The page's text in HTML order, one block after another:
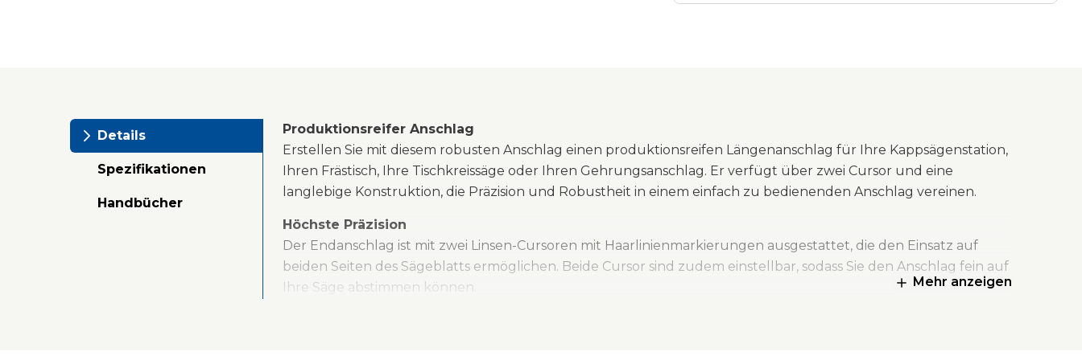
Details
Spezifikationen
Handbücher
Produktionsreifer Anschlag
Erstellen Sie mit diesem robusten Anschlag einen produktionsreifen Längenanschlag für Ihre Kappsägenstation,
Ihren Frästisch, Ihre Tischkreissäge oder Ihren Gehrungsanschlag. Er verfügt über zwei Cursor und eine
langlebige Konstruktion, die Präzision und Robustheit in einem einfach zu bedienenden Anschlag vereinen.
Höchste Präzision
Der Endanschlag ist mit zwei Linsen-Cursoren mit Haarlinienmarkierungen ausgestattet, die den Einsatz auf
beiden Seiten des Sägeblatts ermöglichen. Beide Cursor sind zudem einstellbar, sodass Sie den Anschlag fein auf
Ihre Säge abstimmen können.
Mehr anzeigen